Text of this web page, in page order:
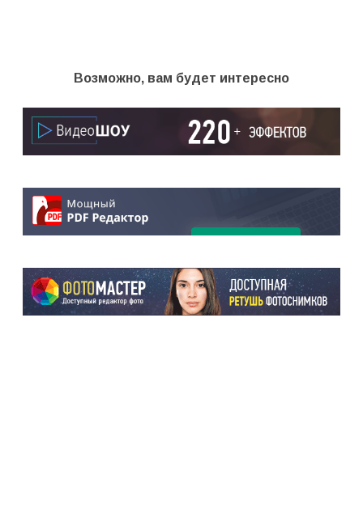
Возможно, вам будет интересно